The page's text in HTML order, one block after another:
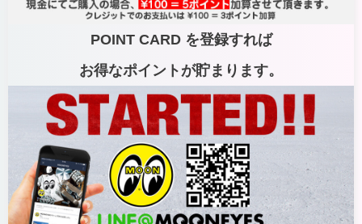
POINT CARD を登録すれば
お得なポイントが貯まります。